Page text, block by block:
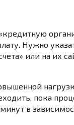
Нужно
или на их
пока
в